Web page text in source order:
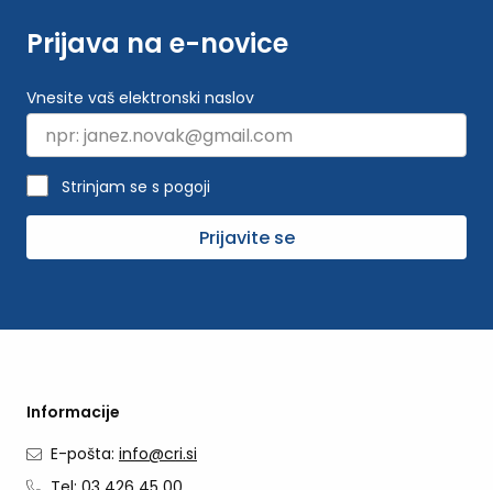
Prijava na e-novice
Vnesite vaš elektronski naslov
Strinjam se s pogoji
Prijavite se
Informacije
E-pošta: info@cri.si